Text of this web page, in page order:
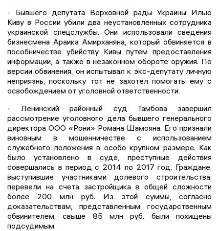
- Бывшего депутата Верховной рады Украины Илью
Киву в России убили два неустановленных сотрудника
украинской спецслужбы. Они использовали сведения
бизнесмена Араика Амирханяна, который обвиняется в
пособничестве убийству Кивы путем предоставления
информации, а также в незаконном обороте оружия. По
версии обвинения, он испытывал к экс-депутату личную
неприязнь, поскольку тот не захотел помогать ему с
освобождением от уголовной ответственности.
- Ленинский районный суд Тамбова завершил
рассмотрение уголовного дела бывшего генерального
директора ООО «Рони» Романа Шамояна. Его признали
виновным в мошенничестве с использованием
служебного положения в особо крупном размере. Как
было установлено в суде, преступные действия
совершались в период с 2014 по 2017 год. Граждане,
выступившие участниками долевого строительства,
перевели на счета застройщика в общей сложности
более 200 млн руб. Из этой суммы, согласно
доказательствам, представленным государственным
обвинителем, свыше 85 млн руб. были похищены
подсудимым.